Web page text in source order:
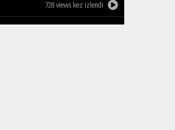
728 views kez izlendi